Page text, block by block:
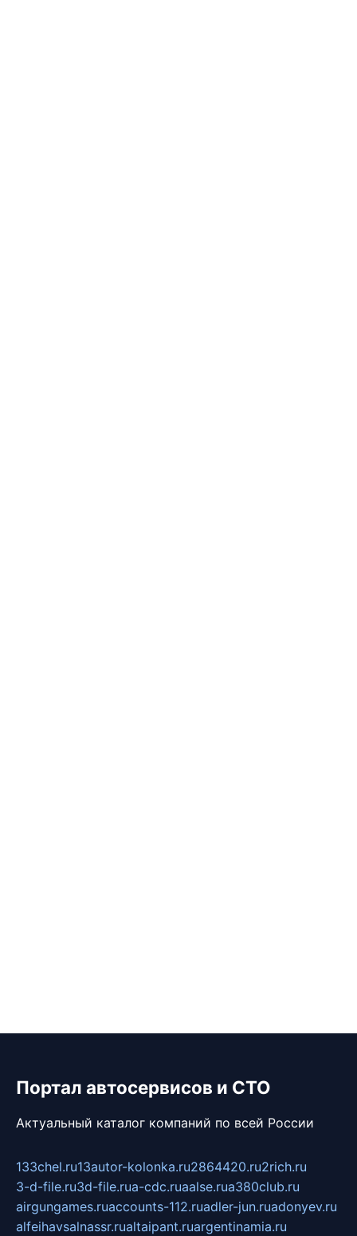
Портал автосервисов и СТО
Актуальный каталог компаний по всей России
133chel.ru13autor-kolonka.ru2864420.ru2rich.ru
3-d-file.ru3d-file.rua-cdc.ruaalse.rua380club.ru
airgungames.ruaccounts-112.ruadler-jun.ruadonyev.ru
alfeihavsalnassr.rualtaipant.ruargentinamia.ru